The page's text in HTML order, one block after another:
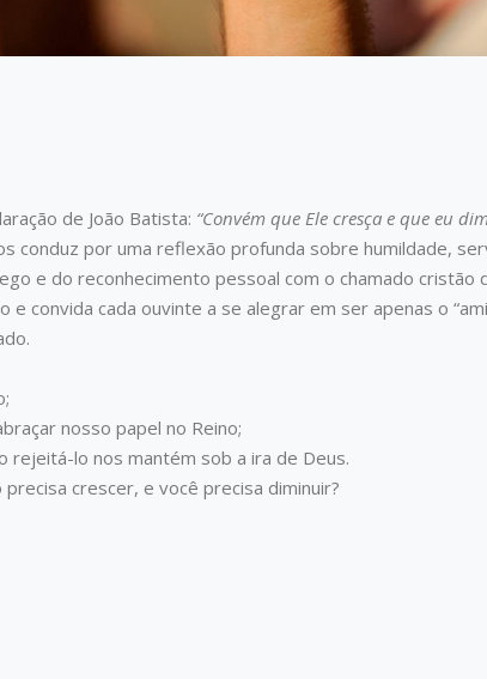
de João Batista: “Convém que Ele cresça e que eu
conduz por uma reflexão profunda sobre humildade,
e do reconhecimento pessoal com o chamado cristão
e convida cada ouvinte a se alegrar em ser apenas o
nosso papel no Reino;
rejeitá-lo nos mantém sob a ira de Deus.
crescer, e você precisa diminuir?